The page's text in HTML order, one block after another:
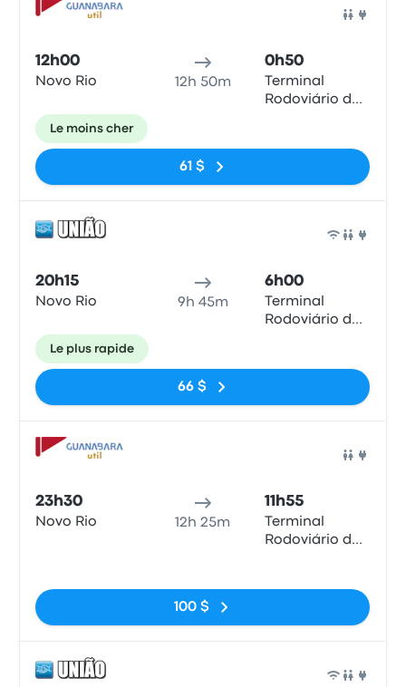
12h00
Novo Rio 12h 50m
0h50
Terminal
Rodoviário de
Le moins cher
61 $
20h15
Novo Rio 9h 45m
6h00
Terminal
Rodoviário de
Le plus rapide
66 $
23h30
Novo Rio 12h 25m
11h55
Terminal
Rodoviário de
100 $